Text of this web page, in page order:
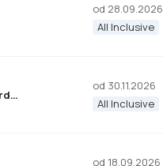
od 28.09.2026
All Inclusive
Lemon & Soul Makadi Garden (ex Labranda Garden Makadi)
od 30.11.2026
All Inclusive
od 18.09.2026